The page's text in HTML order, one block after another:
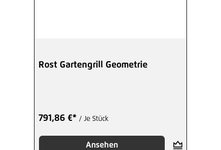
Rost Gartengrill Geometrie
791,86 €* / Je Stück
Ansehen